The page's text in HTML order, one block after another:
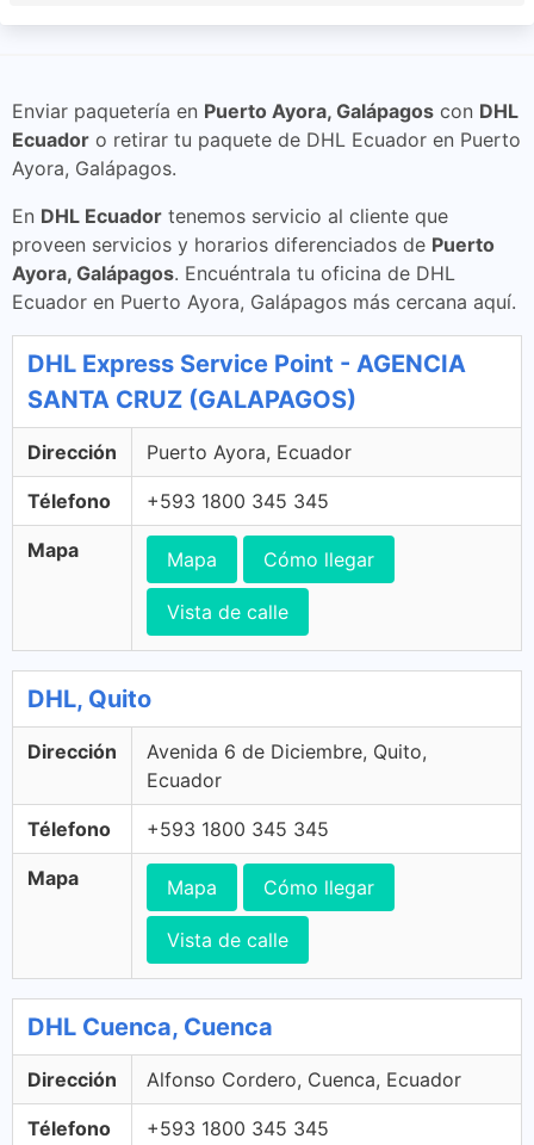
Enviar paquetería en Puerto Ayora, Galápagos con DHL
Ecuador o retirar tu paquete de DHL Ecuador en Puerto
Ayora, Galápagos.
En DHL Ecuador tenemos servicio al cliente que
proveen servicios y horarios diferenciados de Puerto
Ayora, Galápagos. Encuéntrala tu oficina de DHL
Ecuador en Puerto Ayora, Galápagos más cercana aquí.
DHL Express Service Point - AGENCIA
SANTA CRUZ (GALAPAGOS)
Dirección Puerto Ayora, Ecuador
Télefono +593 1800 345 345
Mapa Mapa Cómo llegar
Vista de calle
DHL, Quito
Dirección
Avenida 6 de Diciembre, Quito,
Ecuador
Télefono +593 1800 345 345
Mapa Mapa Cómo llegar
Vista de calle
DHL Cuenca, Cuenca
Dirección Alfonso Cordero, Cuenca, Ecuador
Télefono +593 1800 345 345